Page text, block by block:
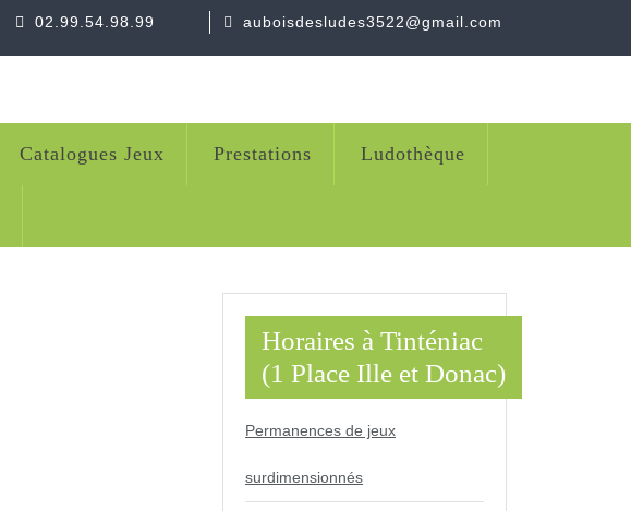
02.99.54.98.99 auboisdesludes3522@gmail.com
Catalogues Jeux Prestations Ludothèque
Horaires à Tinténiac
(1 Place Ille et Donac)
Permanences de jeux
surdimensionnés